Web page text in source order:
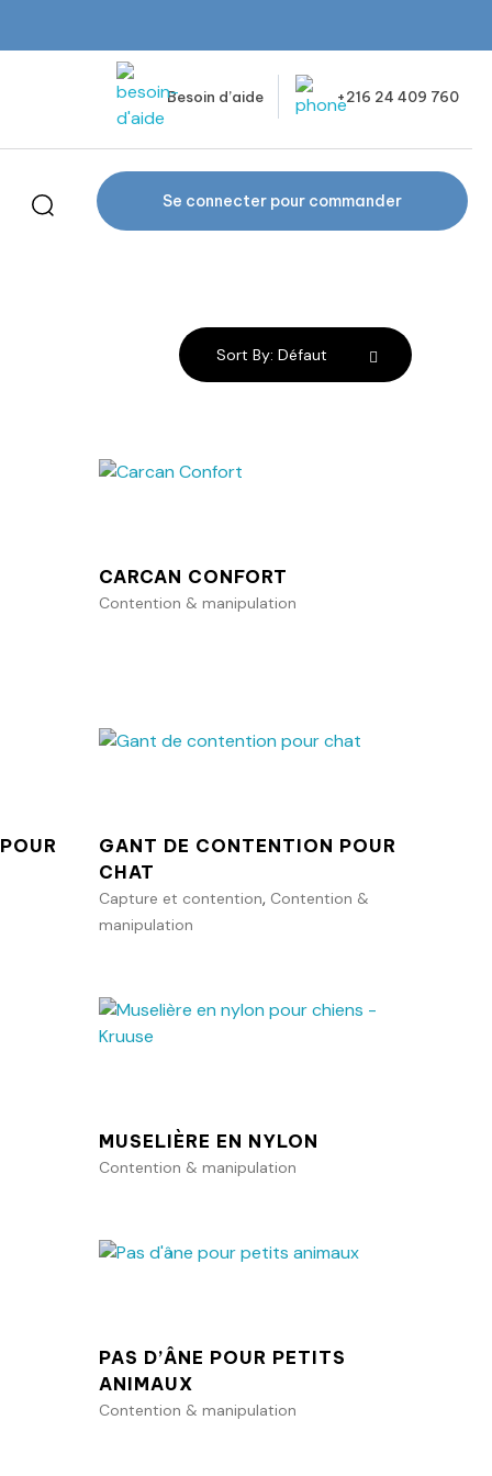
Besoin d’aide +216 24 409 760
Se connecter pour commander
Sort By: Défaut
CARCAN CONFORT
Contention & manipulation
GANT DE CONTENTION POUR
CHAT
Capture et contention, Contention &
manipulation
Ajouter au panier
MUSELIÈRE EN NYLON
Contention & manipulation
PAS D’ÂNE POUR PETITS
ANIMAUX
Contention & manipulation
Ajouter au panier